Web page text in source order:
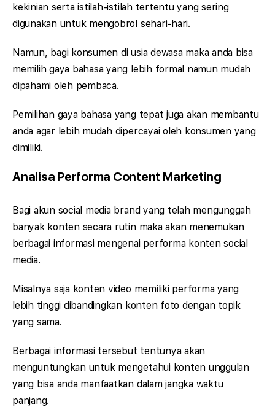
kekinian serta istilah-istilah tertentu yang sering
digunakan untuk mengobrol sehari-hari.
Namun, bagi konsumen di usia dewasa maka anda bisa
memilih gaya bahasa yang lebih formal namun mudah
dipahami oleh pembaca.
Pemilihan gaya bahasa yang tepat juga akan membantu
anda agar lebih mudah dipercayai oleh konsumen yang
dimiliki.
Analisa Performa Content Marketing
Bagi akun social media brand yang telah mengunggah
banyak konten secara rutin maka akan menemukan
berbagai informasi mengenai performa konten social
media.
Misalnya saja konten video memiliki performa yang
lebih tinggi dibandingkan konten foto dengan topik
yang sama.
Berbagai informasi tersebut tentunya akan
menguntungkan untuk mengetahui konten unggulan
yang bisa anda manfaatkan dalam jangka waktu
panjang.